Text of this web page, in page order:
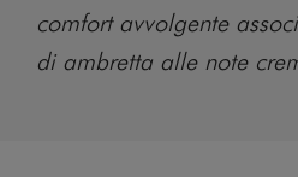
comfort avvolgente
di ambretta alle note